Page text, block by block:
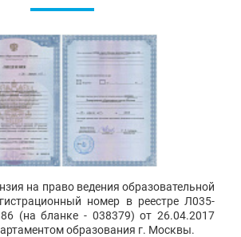
на право ведения образовательной
номер в реестре Л035-
(на бланке - 038379) от 26.04.2017
образования г. Москвы.